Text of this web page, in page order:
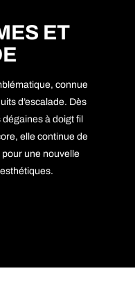
ET
connue
d’escalade. Dès
à doigt fil
elle continue de
une nouvelle